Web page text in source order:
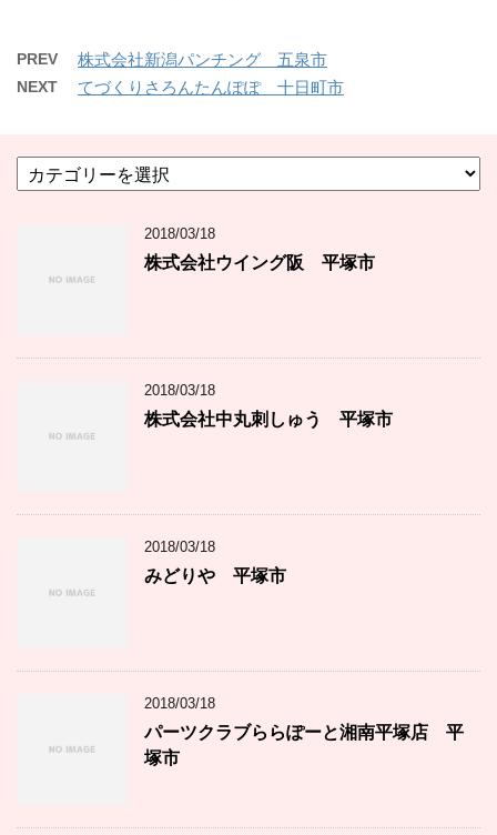
PREV 株式会社新潟パンチング 五泉市
NEXT てづくりさろんたんぽぽ 十日町市
テ
2018/03/18
株式会社ウイング阪 平塚市
2018/03/18
株式会社中丸刺しゅう 平塚市
2018/03/18
みどりや 平塚市
2018/03/18
パーツクラブららぽーと湘南平塚店 平
塚市